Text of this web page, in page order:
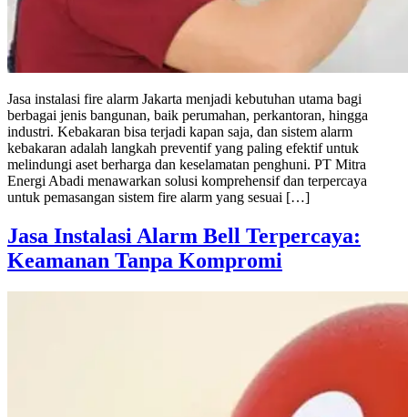
Jasa instalasi fire alarm Jakarta menjadi kebutuhan utama bagi
berbagai jenis bangunan, baik perumahan, perkantoran, hingga
industri. Kebakaran bisa terjadi kapan saja, dan sistem alarm
kebakaran adalah langkah preventif yang paling efektif untuk
melindungi aset berharga dan keselamatan penghuni. PT Mitra
Energi Abadi menawarkan solusi komprehensif dan terpercaya
untuk pemasangan sistem fire alarm yang sesuai […]
Jasa Instalasi Alarm Bell Terpercaya:
Keamanan Tanpa Kompromi